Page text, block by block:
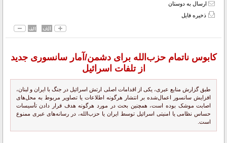
ارسال به دوستان
ذخیره فایل
کابوس ناتمام حزب‌الله برای دشمن/آمار سانسوری جدید
از تلفات اسرائیل
طبق گزارش منابع عبری، یکی از اقدامات اصلی ارتش اسرائیل در جنگ با ایران و لبنان،
افزایش سانسور اعمال‌شده بر انتشار هرگونه اطلاعات یا تصاویر مربوط به محل‌های
اصابت موشک بوده است، همچنین بحث در مورد هرگونه هدف قرار دادن تأسیسات
حساس نظامی یا امنیتی اسرائیل توسط ایران یا حزب‌الله، در رسانه‌های عبری ممنوع
است.